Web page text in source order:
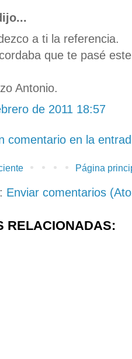
a ti la referencia.
que te pasé
Antonio.
de 2011 18:57
comentario en la
Página
Enviar comentarios
RELACIONADAS: